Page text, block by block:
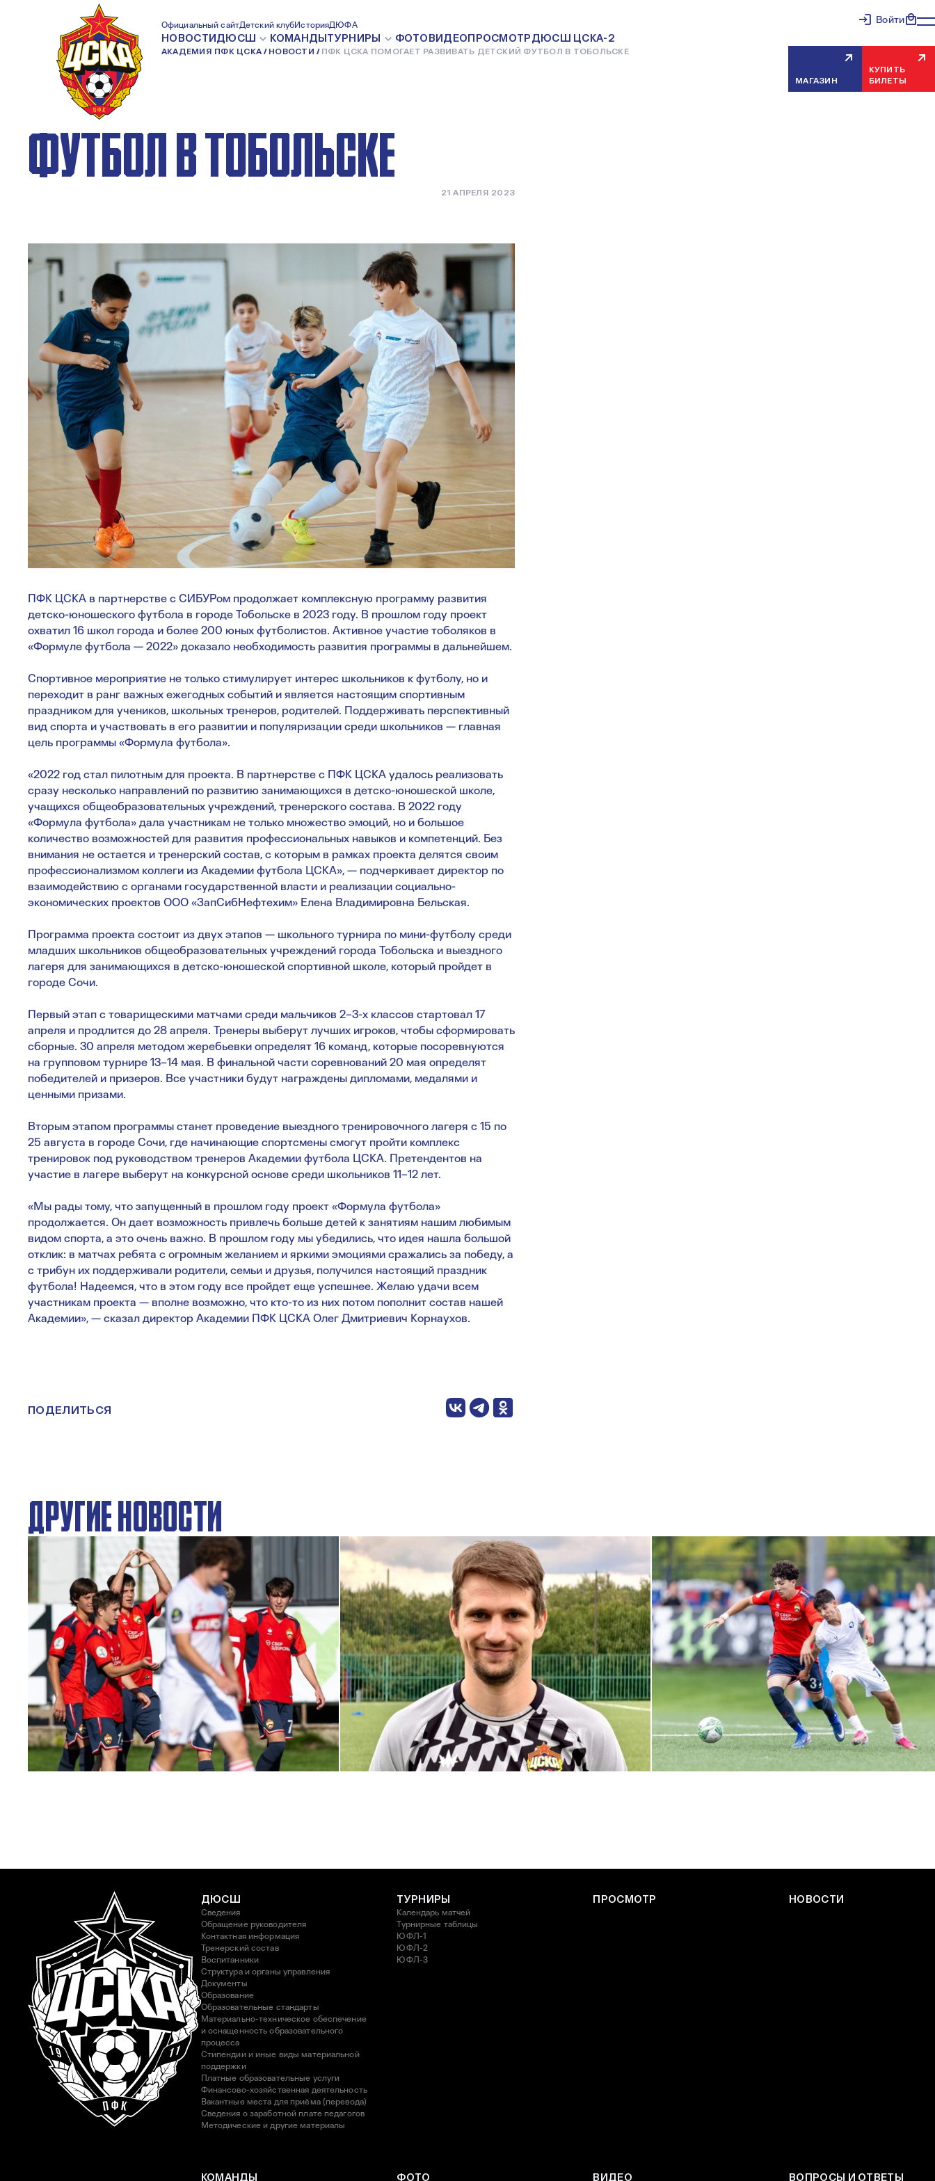
Официальный сайтДетский клубИсторияДЮФА
НОВОСТИДЮСШ КОМАНДЫТУРНИРЫ ФОТОВИДЕОПРОСМОТРДЮСШ ЦСКА-2
АКАДЕМИЯ ПФК ЦСКА НОВОСТИ ПФК ЦСКА ПОМОГАЕТ РАЗВИВАТЬ ДЕТСКИЙ ФУТБОЛ В ТОБОЛЬСКЕ
Войти
МАГАЗИН
КУПИТЬ
БИЛЕТЫ
ПФК ЦСКА ПОМОГАЕТ
РАЗВИВАТЬ ДЕТСКИЙ
ФУТБОЛ В ТОБОЛЬСКЕ
21 АПРЕЛЯ 2023
ПФК ЦСКА в партнерстве с СИБУРом продолжает комплексную программу развития
детско-юношеского футбола в городе Тобольске в 2023 году. В прошлом году проект
охватил 16 школ города и более 200 юных футболистов. Активное участие тоболяков в
«Формуле футбола — 2022» доказало необходимость развития программы в дальнейшем.
Спортивное мероприятие не только стимулирует интерес школьников к футболу, но и
переходит в ранг важных ежегодных событий и является настоящим спортивным
праздником для учеников, школьных тренеров, родителей. Поддерживать перспективный
вид спорта и участвовать в его развитии и популяризации среди школьников — главная
цель программы «Формула футбола».
«2022 год стал пилотным для проекта. В партнерстве с ПФК ЦСКА удалось реализовать
сразу несколько направлений по развитию занимающихся в детско-юношеской школе,
учащихся общеобразовательных учреждений, тренерского состава. В 2022 году
«Формула футбола» дала участникам не только множество эмоций, но и большое
количество возможностей для развития профессиональных навыков и компетенций. Без
внимания не остается и тренерский состав, с которым в рамках проекта делятся своим
профессионализмом коллеги из Академии футбола ЦСКА», — подчеркивает директор по
взаимодействию с органами государственной власти и реализации социально-
экономических проектов ООО «ЗапСибНефтехим» Елена Владимировна Бельская.
Программа проекта состоит из двух этапов — школьного турнира по мини-футболу среди
младших школьников общеобразовательных учреждений города Тобольска и выездного
лагеря для занимающихся в детско-юношеской спортивной школе, который пройдет в
городе Сочи.
Первый этап с товарищескими матчами среди мальчиков 2–3-х классов стартовал 17
апреля и продлится до 28 апреля. Тренеры выберут лучших игроков, чтобы сформировать
сборные. 30 апреля методом жеребьевки определят 16 команд, которые посоревнуются
на групповом турнире 13–14 мая. В финальной части соревнований 20 мая определят
победителей и призеров. Все участники будут награждены дипломами, медалями и
ценными призами.
Вторым этапом программы станет проведение выездного тренировочного лагеря с 15 по
25 августа в городе Сочи, где начинающие спортсмены смогут пройти комплекс
тренировок под руководством тренеров Академии футбола ЦСКА. Претендентов на
участие в лагере выберут на конкурсной основе среди школьников 11–12 лет.
«Мы рады тому, что запущенный в прошлом году проект «Формула футбола»
продолжается. Он дает возможность привлечь больше детей к занятиям нашим любимым
видом спорта, а это очень важно. В прошлом году мы убедились, что идея нашла большой
отклик: в матчах ребята с огромным желанием и яркими эмоциями сражались за победу, а
с трибун их поддерживали родители, семьи и друзья, получился настоящий праздник
футбола! Надеемся, что в этом году все пройдет еще успешнее. Желаю удачи всем
участникам проекта — вполне возможно, что кто-то из них потом пополнит состав нашей
Академии», — сказал директор Академии ПФК ЦСКА Олег Дмитриевич Корнаухов.
ПОДЕЛИТЬСЯ
ДРУГИЕ НОВОСТИ
ЮФЛ: Московское дерби на «Октябре»
3 АВГУСТА 2026 14:15
С возвращением в родной клуб, Антон Александрович!
27 ИЮЛЯ 2026 14:40
ЮФЛ: Армейцы приняли «Чертаново»
ДЮСШ
Сведения
Обращение руководителя
Контактная информация
Тренерский состав
Воспитанники
Структура и органы управления
Документы
Образование
Образовательные стандарты
Материально-техническое обеспечение
и оснащенность образовательного
процесса
Стипендии и иные виды материальной
поддержки
Платные образовательные услуги
Финансово-хозяйственная деятельность
Вакантные места для приёма (перевода)
Сведения о заработной плате педагогов
Методические и другие материалы
ТУРНИРЫ
Календарь матчей
Турнирные таблицы
ЮФЛ-1
ЮФЛ-2
ЮФЛ-3
ПРОСМОТР НОВОСТИ
КОМАНДЫ ФОТО ВИДЕО ВОПРОСЫ И ОТВЕТЫ